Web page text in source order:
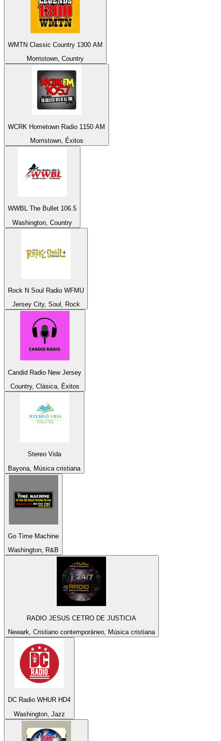
WMTN Classic Country 1300 AM
Morristown, Country
WCRK Hometown Radio 1150 AM
Morristown, Éxitos
WWBL The Bullet 106.5
Washington, Country
Rock N Soul Radio WFMU
Jersey City, Soul, Rock
Candid Radio New Jersey
Country, Clásica, Éxitos
Stereo Vida
Bayona, Música cristiana
Go Time Machine
Washington, R&B
RADIO JESUS CETRO DE JUSTICIA
Newark, Cristiano contemporáneo, Música cristiana
DC Radio WHUR HD4
Washington, Jazz